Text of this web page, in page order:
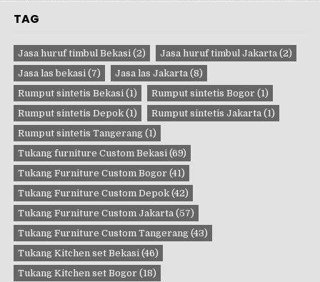
TAG
Jasa huruf timbul Bekasi (2) Jasa huruf timbul Jakarta (2)
Jasa las bekasi (7) Jasa las Jakarta (8)
Rumput sintetis Bekasi (1) Rumput sintetis Bogor (1)
Rumput sintetis Depok (1) Rumput sintetis Jakarta (1)
Rumput sintetis Tangerang (1)
Tukang furniture Custom Bekasi (69)
Tukang Furniture Custom Bogor (41)
Tukang Furniture Custom Depok (42)
Tukang Furniture Custom Jakarta (57)
Tukang Furniture Custom Tangerang (43)
Tukang Kitchen set Bekasi (46)
Tukang Kitchen set Bogor (18)